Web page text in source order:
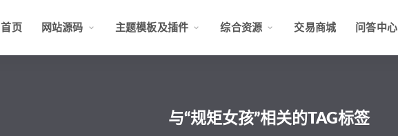
首页 网站源码 主题模板及插件 综合资源 交易商城 问答中心
与“规矩女孩”相关的TAG标签